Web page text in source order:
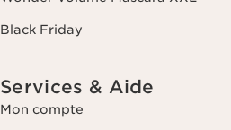
Black Friday
Services & Aide
Mon compte